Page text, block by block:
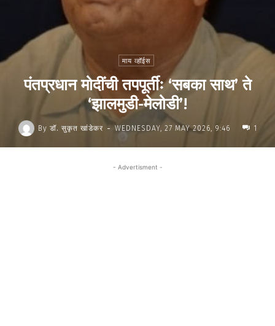
माय व्हॉईस
पंतप्रधान मोदींची तपपूर्तीः ‘सबका साथ’ ते
‘झालमुडी-मेलोडी’!
By डॉ. सुकृत खांडेकर - WEDNESDAY, 27 MAY 2026, 9:46 1
- Advertisment -